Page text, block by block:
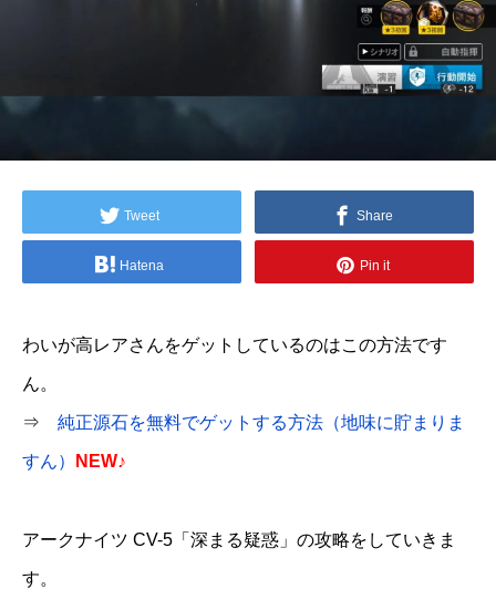
Tweet Share
Hatena Pin it
わいが高レアさんをゲットしているのはこの方法です
ん。
⇒ 純正源石を無料でゲットする方法（地味に貯まりま
すん） NEW♪
アークナイツ CV-5「深まる疑惑」の攻略をしていきま
す。